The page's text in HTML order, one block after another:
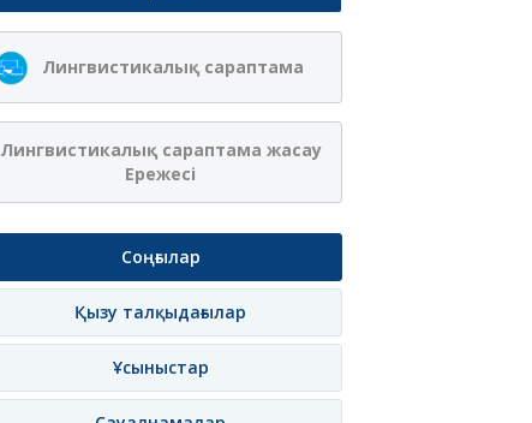
Лингвистикалық сараптама
Лингвистикалық сараптама жасау
Ережесі
Соңғылар
Қызу талқыдағылар
Ұсыныстар